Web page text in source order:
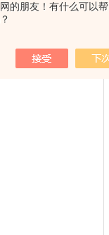
的朋友！有什么可以帮
：首页 > 产品展示